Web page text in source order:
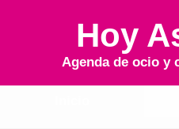
Hoy
Agenda de ocio y